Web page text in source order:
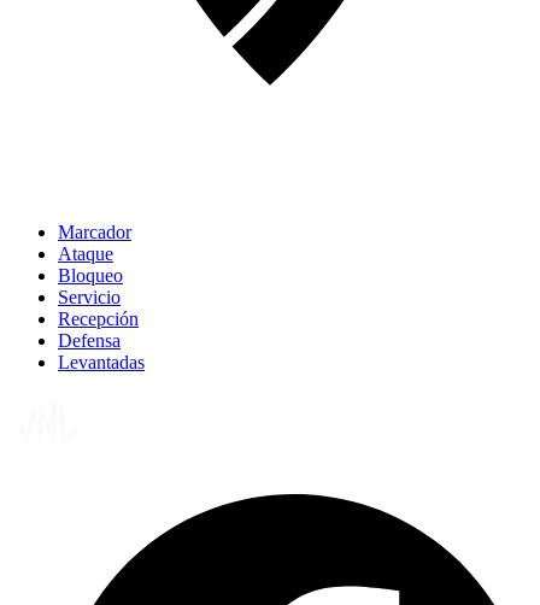
Marcador
Ataque
Bloqueo
Servicio
Recepción
Defensa
Levantadas